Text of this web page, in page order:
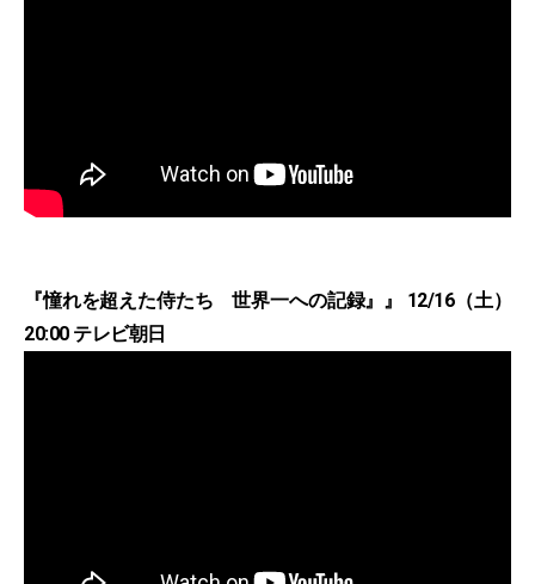
『憧れを超えた侍たち 世界一への記録』』 12/16（土）
20:00 テレビ朝日